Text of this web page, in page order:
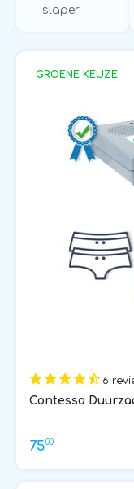
slaper
GROENE KEUZE
6
Contessa
7500